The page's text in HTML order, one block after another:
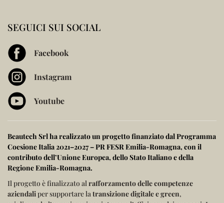
SEGUICI SUI SOCIAL
Facebook
Instagram
Youtube
Beautech Srl ha realizzato un progetto finanziato dalProgramma
Coesione Italia 2021–2027 – PR FESR Emilia-Romagna, con il
contributo dell’Unione Europea, delloStato Italianoe della
Regione Emilia-Romagna.
Il progetto è finalizzato alrafforzamento delle competenze
aziendaliper supportare latransizione digitale e green,